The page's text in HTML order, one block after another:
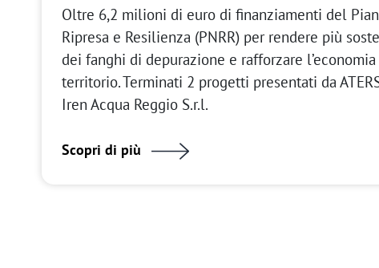
Oltre 6,2 milioni di euro di finanziamenti del
Ripresa e Resilienza (PNRR) per rendere più
dei fanghi di depurazione e rafforzare
territorio. Terminati 2 progetti presentati da
Iren Acqua Reggio S.r.l.
Scopri di più